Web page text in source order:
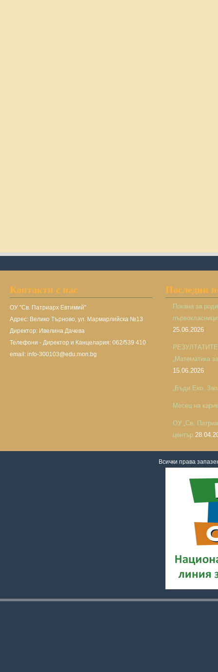
Контакти с нас
ОУ "Св. Патриарх Евтимий"
Адрес: Велико Търново, ул. Мармарлийска №13
Директор: Ивелина Дачева
Телефони - Директор и Канцелария: 062/539 410
email: info-300103@edu.mon.bg
Последни
Покана за
25.06.2026
РЕЗУЛТАТИТЕ
„Математика
15.06.2026
„Бъди Еко.
Месец на
ОУ „Св.
център
Всички права